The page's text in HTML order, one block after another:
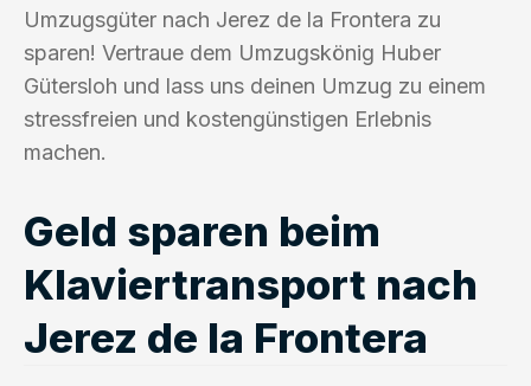
Umzugsgüter nach Jerez de la Frontera zu
sparen! Vertraue dem Umzugskönig Huber
Gütersloh und lass uns deinen Umzug zu einem
stressfreien und kostengünstigen Erlebnis
machen.
Geld sparen beim
Klaviertransport nach
Jerez de la Frontera